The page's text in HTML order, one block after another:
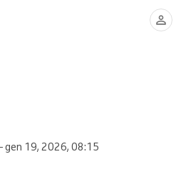
gen 19, 2026, 08:15